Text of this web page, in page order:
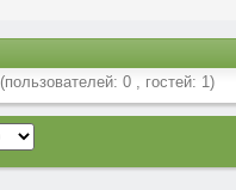
(пользователей: 0 , гостей: 1)